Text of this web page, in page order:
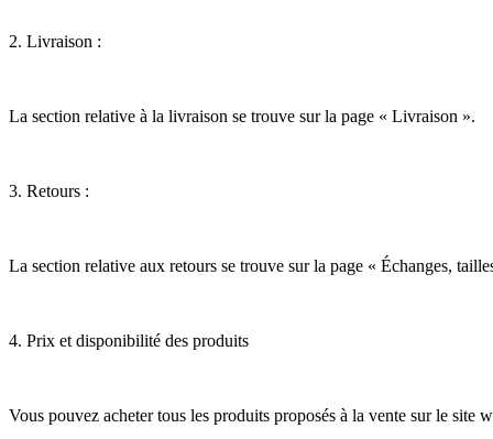
2. Livraison :
La section relative à la livraison se trouve sur la page « Livraison ».
3. Retours :
La section relative aux retours se trouve sur la page « Échanges,
4. Prix et disponibilité des produits
Vous pouvez acheter tous les produits proposés à la vente sur le